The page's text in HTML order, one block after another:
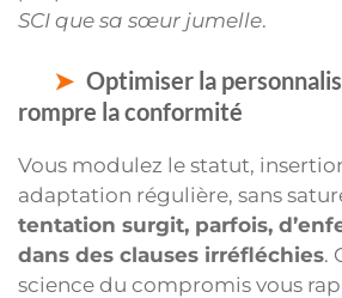
SCI que sa sœur jumelle.
Optimiser la
rompre la conformité
Vous modulez le statut,
adaptation régulière, sans
tentation surgit, parfois,
dans des clauses irréfléchies.
science du compromis vous